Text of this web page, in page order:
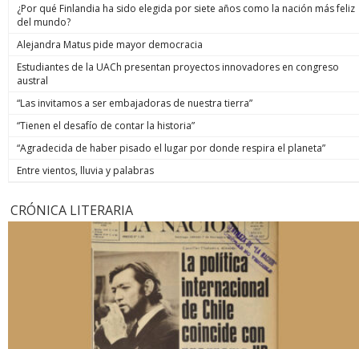
¿Por qué Finlandia ha sido elegida por siete años como la nación más feliz
del mundo?
Alejandra Matus pide mayor democracia
Estudiantes de la UACh presentan proyectos innovadores en congreso
austral
“Las invitamos a ser embajadoras de nuestra tierra”
“Tienen el desafío de contar la historia”
“Agradecida de haber pisado el lugar por donde respira el planeta”
Entre vientos, lluvia y palabras
CRÓNICA LITERARIA